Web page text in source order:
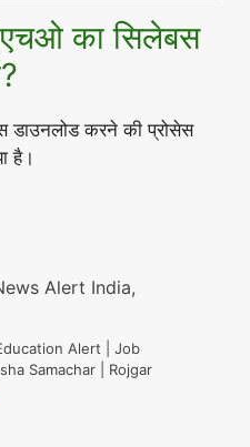
का सिलेबस
डाउनलोड करने की प्रोसेस
है।
Alert India,
Alert | Job
Samachar | Rojgar